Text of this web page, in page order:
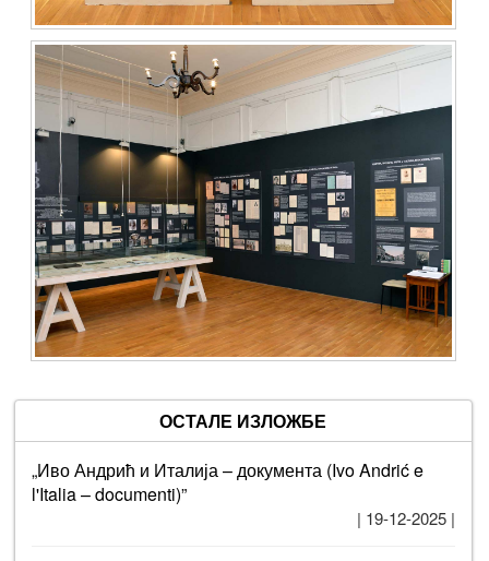
ОСТАЛЕ ИЗЛОЖБЕ
„Иво Андрић и Италија – документа (Ivo Andrić e
l'Italia – documenti)”
| 19-12-2025 |